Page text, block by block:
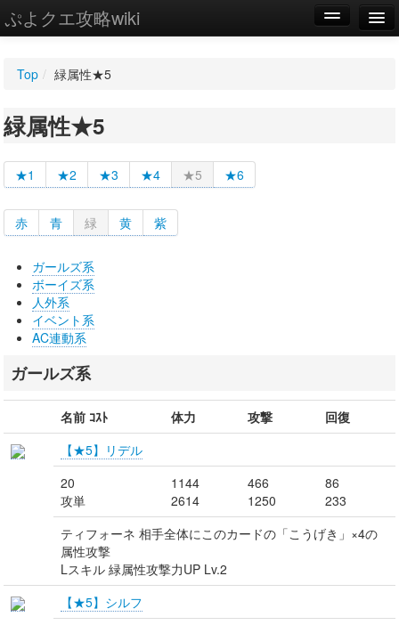
ぷよクエ攻略wiki
WIKI
設定
Top / 緑属性★5
緑属性★5
★1 ★2 ★3 ★4 ★5 ★6
赤 青 緑 黄 紫
ガールズ系
ボーイズ系
人外系
イベント系
AC連動系
ガールズ系
名前 ｺｽﾄ 体力 攻撃
回復
【★5】リデル
20
攻単
1144
2614
466
1250
86
233
ティフォーネ 相手全体にこのカードの「こうげき」×4の
属性攻撃
Lスキル 緑属性攻撃力UP Lv.2
【★5】シルフ